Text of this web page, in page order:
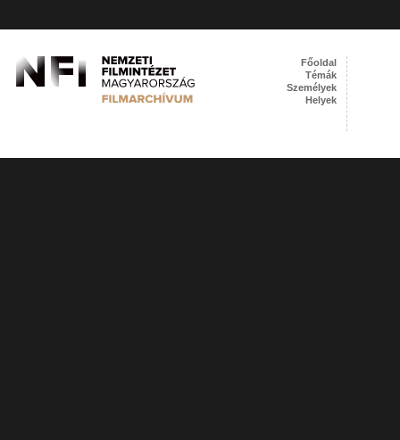
Főoldal
Témák
Személyek
Helyek